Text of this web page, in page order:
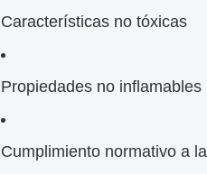
Características no tóxicas
Propiedades no inflamables
Cumplimiento normativo a